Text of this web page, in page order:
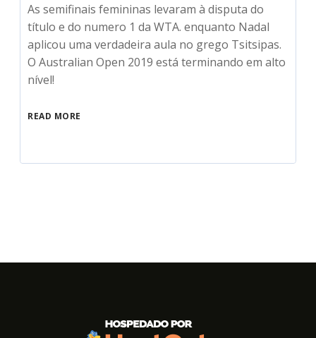
As semifinais femininas levaram à disputa do
título e do numero 1 da WTA. enquanto Nadal
aplicou uma verdadeira aula no grego Tsitsipas.
O Australian Open 2019 está terminando em alto
nível!
READ MORE